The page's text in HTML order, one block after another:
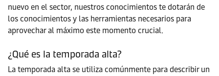
nuevo en el sector, nuestros conocimientos te dotarán de
los conocimientos y las herramientas necesarios para
aprovechar al máximo este momento crucial.
¿Qué es la temporada alta?
La temporada alta se utiliza comúnmente para describir un